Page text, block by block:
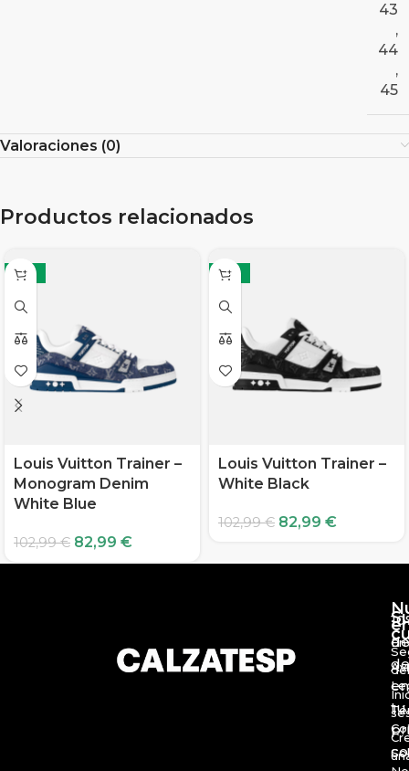
43
,
44
,
45
Valoraciones (0)
Productos relacionados
-19%
Louis Vuitton Trainer –
Monogram Denim
White Blue
102,99€ 82,99 €
-19%
Louis Vuitton Trainer –
White Black
102,99€ 82,99 €
de
en
tu